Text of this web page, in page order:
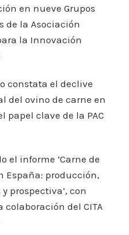
en nueve Grupos
de la Asociación
la Innovación
constata el declive
del ovino de carne en
papel clave de la PAC
el informe ‘Carne de
España: producción,
prospectiva’, con
colaboración del CITA